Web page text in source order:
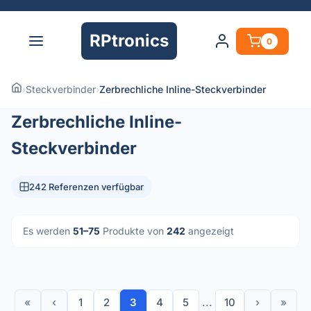
RPtronics 0
›Steckverbinder›Zerbrechliche Inline-Steckverbinder
Zerbrechliche Inline-
Steckverbinder
242 Referenzen verfügbar
Es werden 51–75 Produkte von 242 angezeigt
« ‹ 1 2 3 4 5 ... 10 › »